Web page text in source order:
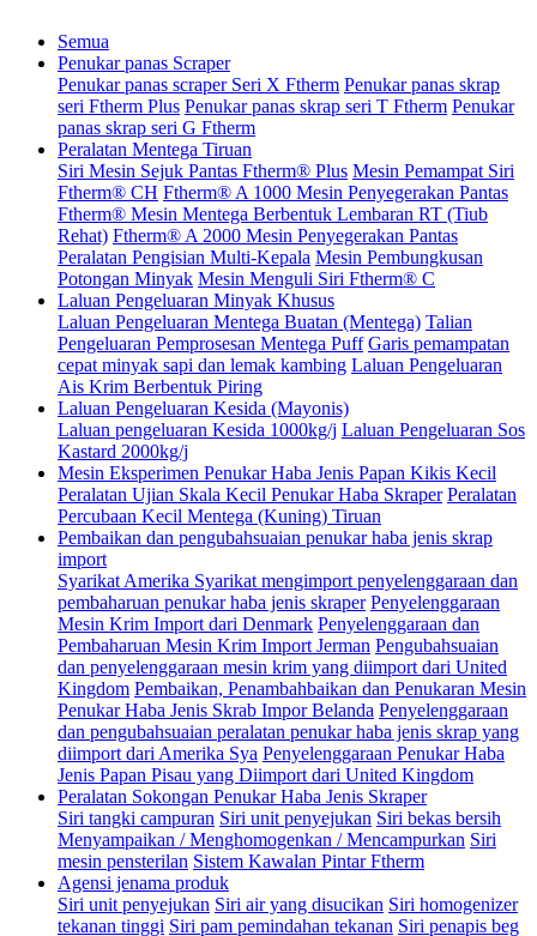
Semua
Penukar panas Scraper
Penukar panas scraper Seri X Ftherm Penukar panas skrap
seri Ftherm Plus Penukar panas skrap seri T Ftherm Penukar
panas skrap seri G Ftherm
Peralatan Mentega Tiruan
Siri Mesin Sejuk Pantas Ftherm® Plus Mesin Pemampat Siri
Ftherm® CH Ftherm® A 1000 Mesin Penyegerakan Pantas
Ftherm® Mesin Mentega Berbentuk Lembaran RT (Tiub
Rehat) Ftherm® A 2000 Mesin Penyegerakan Pantas
Peralatan Pengisian Multi-Kepala Mesin Pembungkusan
Potongan Minyak Mesin Menguli Siri Ftherm® C
Laluan Pengeluaran Minyak Khusus
Laluan Pengeluaran Mentega Buatan (Mentega) Talian
Pengeluaran Pemprosesan Mentega Puff Garis pemampatan
cepat minyak sapi dan lemak kambing Laluan Pengeluaran
Ais Krim Berbentuk Piring
Laluan Pengeluaran Kesida (Mayonis)
Laluan pengeluaran Kesida 1000kg/j Laluan Pengeluaran Sos
Kastard 2000kg/j
Mesin Eksperimen Penukar Haba Jenis Papan Kikis Kecil
Peralatan Ujian Skala Kecil Penukar Haba Skraper Peralatan
Percubaan Kecil Mentega (Kuning) Tiruan
Pembaikan dan pengubahsuaian penukar haba jenis skrap
import
Syarikat Amerika Syarikat mengimport penyelenggaraan dan
pembaharuan penukar haba jenis skraper Penyelenggaraan
Mesin Krim Import dari Denmark Penyelenggaraan dan
Pembaharuan Mesin Krim Import Jerman Pengubahsuaian
dan penyelenggaraan mesin krim yang diimport dari United
Kingdom Pembaikan, Penambahbaikan dan Penukaran Mesin
Penukar Haba Jenis Skrab Impor Belanda Penyelenggaraan
dan pengubahsuaian peralatan penukar haba jenis skrap yang
diimport dari Amerika Sya Penyelenggaraan Penukar Haba
Jenis Papan Pisau yang Diimport dari United Kingdom
Peralatan Sokongan Penukar Haba Jenis Skraper
Siri tangki campuran Siri unit penyejukan Siri bekas bersih
Menyampaikan / Menghomogenkan / Mencampurkan Siri
mesin pensterilan Sistem Kawalan Pintar Ftherm
Agensi jenama produk
Siri unit penyejukan Siri air yang disucikan Siri homogenizer
tekanan tinggi Siri pam pemindahan tekanan Siri penapis beg